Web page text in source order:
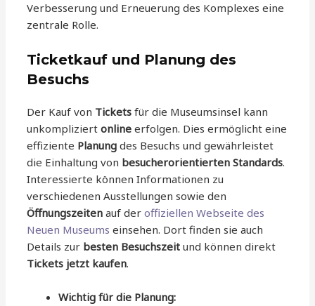
Verbesserung und Erneuerung des Komplexes eine
zentrale Rolle.
Ticketkauf und Planung des
Besuchs
Der Kauf von Tickets für die Museumsinsel kann
unkompliziertonline erfolgen. Dies ermöglicht eine
effiziente Planung des Besuchs und gewährleistet
die Einhaltung von besucherorientierten Standards.
Interessierte können Informationen zu
verschiedenen Ausstellungen sowie den
Öffnungszeiten auf deroffiziellen Webseite des
Neuen Museums einsehen. Dort finden sie auch
Details zur besten Besuchszeit und können direkt
Tickets jetzt kaufen.
Wichtig für die Planung: